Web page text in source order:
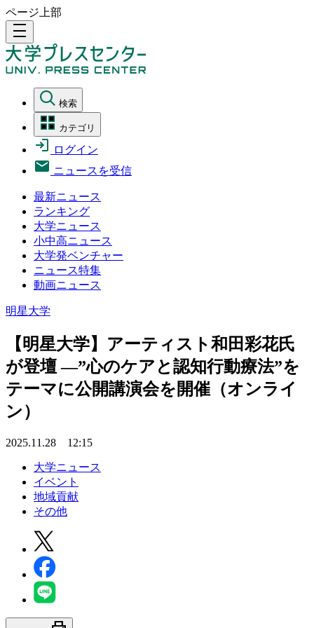
ページ上部
density_medium
検索
カテゴリ
ログイン
ニュースを受信
最新ニュース
ランキング
大学ニュース
小中高ニュース
大学発ベンチャー
ニュース特集
動画ニュース
明星大学
【明星大学】アーティスト和田彩花氏
が登壇 ―”心のケアと認知行動療法”を
テーマに公開講演会を開催（オンライ
ン）
2025.11.28 12:15
大学ニュース
イベント
地域貢献
その他